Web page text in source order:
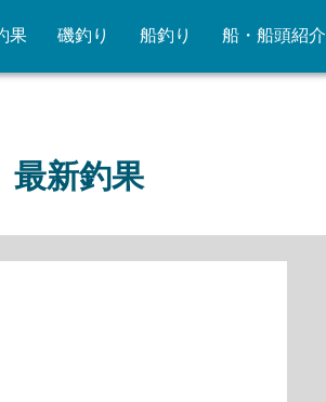
果 磯釣り 船釣り 船・船頭紹介
最新釣果